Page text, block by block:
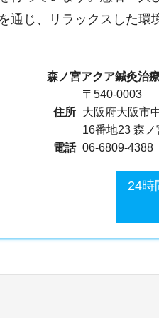
通じ、リラックスした環
森ノ宮アクア鍼灸治
住所
〒540-0003
大阪府大阪市
16番地23 森
電話 06-6809-4388
24時